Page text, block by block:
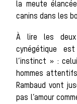
la meute
canins dans les
À lire les deux
cynégétique
l’instinct » :
hommes
Rambaud vont
pas l’amour